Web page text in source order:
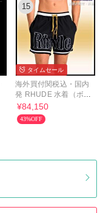
15
タイムセール
海外買付関税込・国内
発 RHUDE 水着（ボク
サーパンツ）
¥84,150
43%OFF